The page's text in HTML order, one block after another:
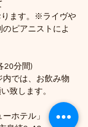
ります。※ライヴや
ピアニストによ
分間)
では、お飲み物
致します。
ホテル」